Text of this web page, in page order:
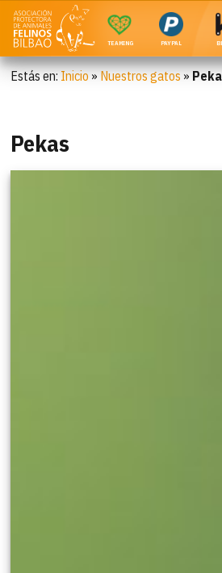
TEAMING PAYPAL
Estás en: Inicio » Nuestros gatos »
Pekas